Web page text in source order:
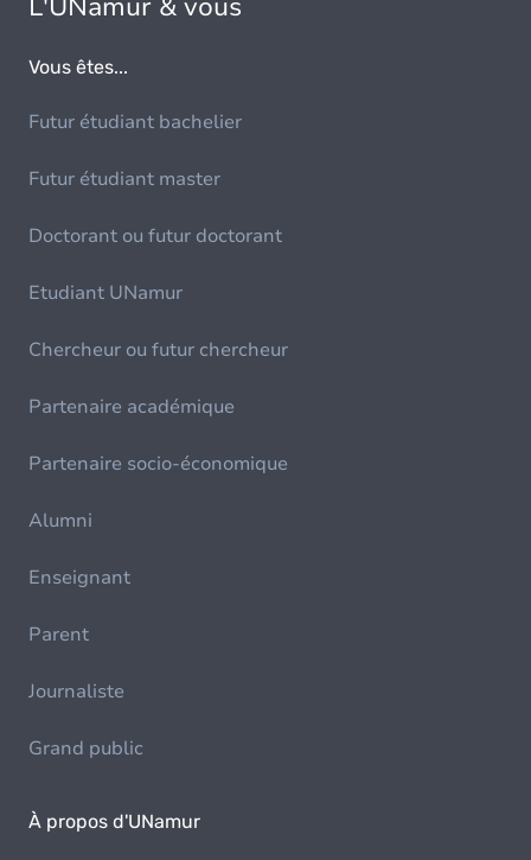
L'UNamur & vous
Vous êtes...
Futur étudiant bachelier
Futur étudiant master
Doctorant ou futur doctorant
Etudiant UNamur
Chercheur ou futur chercheur
Partenaire académique
Partenaire socio-économique
Alumni
Enseignant
Parent
Journaliste
Grand public
À propos d'UNamur